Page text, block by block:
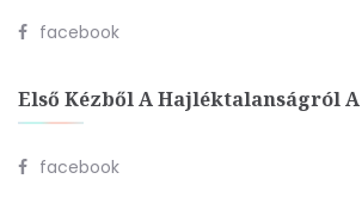
facebook
Első Kézből A Hajléktalanságról
facebook